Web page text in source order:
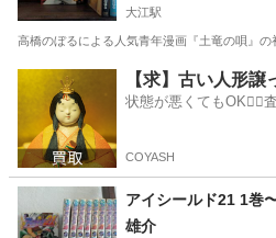
大江駅
高橋のぼるによる人気青年漫画『土竜の唄』
大江駅 マンガ、
【求】古い人形譲
状態が悪くてもOK🙆‍♀️
COYASH
アイシールド21 1巻
雄介